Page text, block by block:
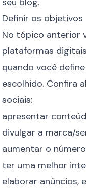
Definir os objetivos
No tópico anterior
plataformas
quando você
escolhido. Confira
sociais:
apresentar
divulgar a marca/
aumentar o
ter uma melhor
elaborar anúncios,